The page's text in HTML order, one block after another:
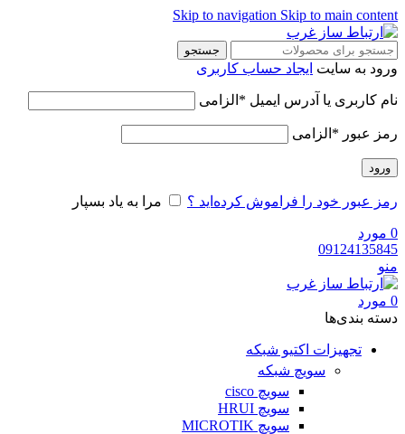
Skip to navigation Skip to main content
جستجو
ورود به سایت ایجاد حساب کاربری
نام کاربری یا آدرس ایمیل * الزامی
رمز عبور * الزامی
ورود
رمز عبور خود را فراموش کرده‌اید ؟ مرا به یاد بسپار
0 مورد
09124135845
منو
0 مورد
دسته‌ بندی‌ها
تجهیزات اکتیو شبکه
سویچ شبکه
سویچ cisco
سویچ HRUI
سویچ MICROTIK